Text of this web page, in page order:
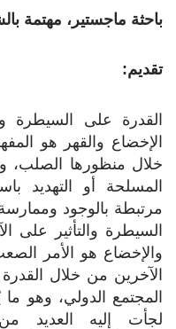
باحثة ماجستير، مهتمة
تقديم:
القدرة على السيطرة
الإخضاع والقهر هو
خلال منظورها الصلب،
المسلحة أو التهديد
مرتبطة بالوجود
السيطرة والتأثير على
والإخضاع هو الأمر
الآخرين من خلال
المجتمع الدولي، وهو ما
لجأت إليه العديد